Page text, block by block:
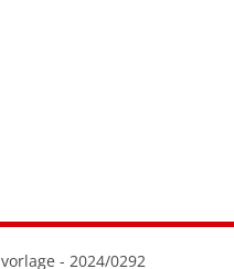
- 2024/0292